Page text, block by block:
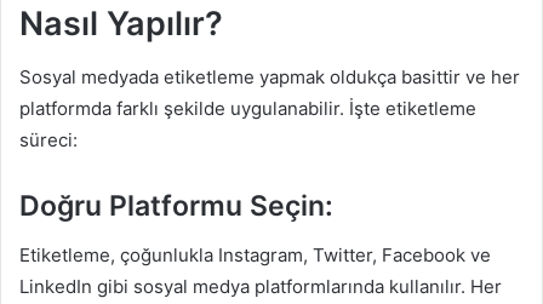
Nasıl Yapılır?
Sosyal medyada etiketleme yapmak oldukça basittir ve her
platformda farklı şekilde uygulanabilir. İşte etiketleme
süreci:
Doğru Platformu Seçin:
Etiketleme, çoğunlukla Instagram, Twitter, Facebook ve
LinkedIn gibi sosyal medya platformlarında kullanılır. Her